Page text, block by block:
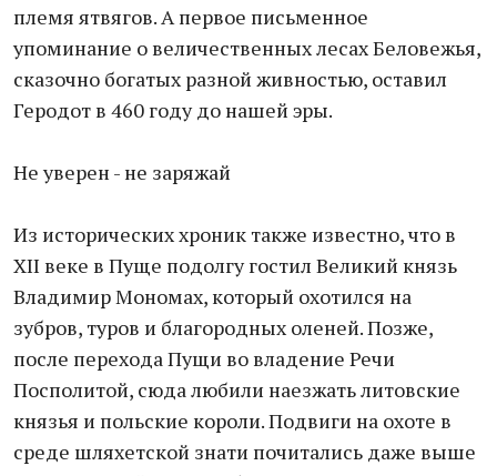
племя ятвягов. А первое письменное
упоминание о величественных лесах Беловежья,
сказочно богатых разной живностью, оставил
Геродот в 460 году до нашей эры.
Не уверен - не заряжай
Из исторических хроник также известно, что в
XII веке в Пуще подолгу гостил Великий князь
Владимир Мономах, который охотился на
зубров, туров и благородных оленей. Позже,
после перехода Пущи во владение Речи
Посполитой, сюда любили наезжать литовские
князья и польские короли. Подвиги на охоте в
среде шляхетской знати почитались даже выше